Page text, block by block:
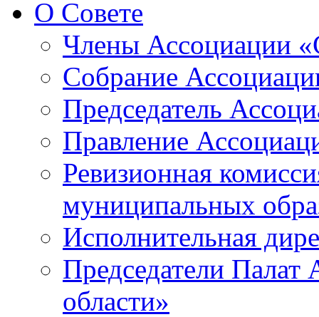
О Совете
Члены Ассоциации
Собрание
Председатель
Правление
Ревизионная
муниципальных
Исполнительная
Председатели
области»